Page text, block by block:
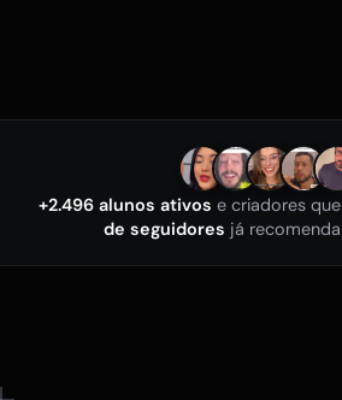
+2.496 alunos ativos e criadores
de seguidores já